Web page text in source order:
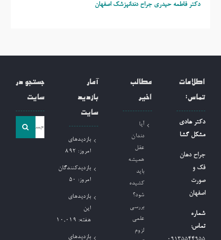
دکتر فاطمه حیدری جراح دندانپزشک اصفهان
اطلاعات
تماس:
دکتر هادی
مشکل گشا
جراح دهان
فک و
صورت
اصفهان
شماره
تماس:
مطالب
اخیر
آیا
دندان
عقل
همیشه
باید
کشیده
شود؟
بررسی
علمی
لزوم
آمار
بازدید
سایت
بازدیدهای
امروز: 892
بازدیدکنندگان
امروز: 50
بازدیدهای
این
هفته: 10,019
بازدیدهای
جستجو در
سایت